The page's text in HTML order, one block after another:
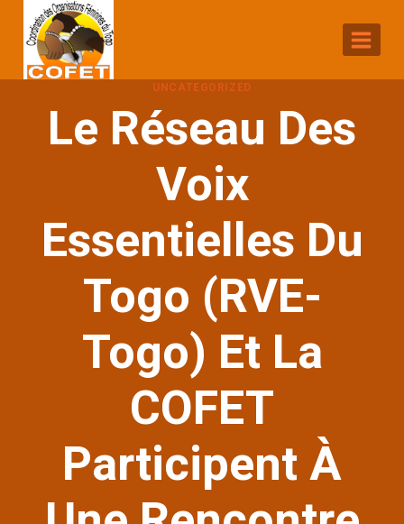
contenu
UNCATEGORIZED
Le Réseau Des
Voix
Essentielles Du
Togo (RVE-
Togo) Et La
COFET
Participent À